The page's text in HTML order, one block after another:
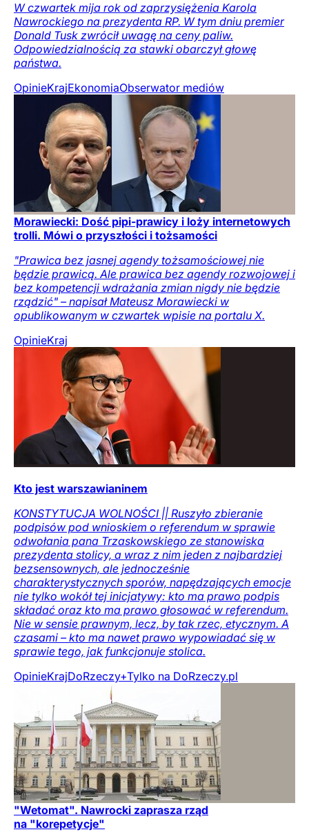
W czwartek mija rok od zaprzysiężenia Karola
Nawrockiego na prezydenta RP. W tym dniu premier
Donald Tusk zwrócił uwagę na ceny paliw.
Odpowiedzialnością za stawki obarczył głowę
państwa.
OpinieKrajEkonomiaObserwator mediów
Morawiecki: Dość pipi-prawicy i loży internetowych
trolli. Mówi o przyszłości i tożsamości
"Prawica bez jasnej agendy tożsamościowej nie
będzie prawicą. Ale prawica bez agendy rozwojowej i
bez kompetencji wdrażania zmian nigdy nie będzie
rządzić" – napisał Mateusz Morawiecki w
opublikowanym w czwartek wpisie na portalu X.
OpinieKraj
Kto jest warszawianinem
KONSTYTUCJA WOLNOŚCI || Ruszyło zbieranie
podpisów pod wnioskiem o referendum w sprawie
odwołania pana Trzaskowskiego ze stanowiska
prezydenta stolicy, a wraz z nim jeden z najbardziej
bezsensownych, ale jednocześnie
charakterystycznych sporów, napędzających emocje
nie tylko wokół tej inicjatywy: kto ma prawo podpis
składać oraz kto ma prawo głosować w referendum.
Nie w sensie prawnym, lecz, by tak rzec, etycznym. A
czasami – kto ma nawet prawo wypowiadać się w
sprawie tego, jak funkcjonuje stolica.
OpinieKrajDoRzeczy+Tylko na DoRzeczy.pl
"Wetomat". Nawrocki zaprasza rząd
na "korepetycje"